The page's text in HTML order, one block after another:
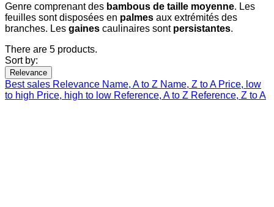
Genre comprenant des bambous de taille moyenne. Les
feuilles sont disposées en palmes aux extrémités des
branches. Les gaines caulinaires sont persistantes.
There are 5 products.
Sort by:
Relevance
Best sales Relevance Name, A to Z Name, Z to A Price, low
to high Price, high to low Reference, A to Z Reference, Z to A